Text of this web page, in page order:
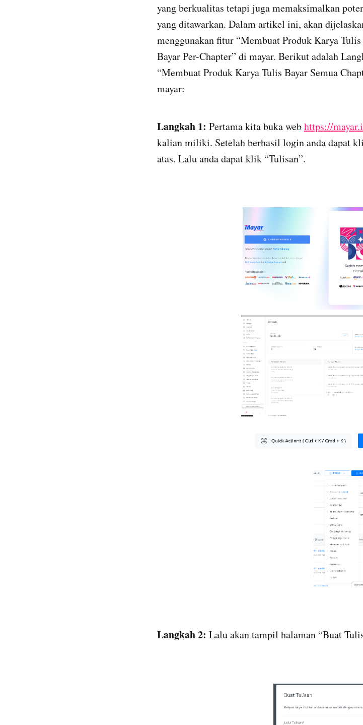
yang berkualitas tetapi juga memaksimalkan
yang ditawarkan. Dalam artikel ini, akan
menggunakan fitur “Membuat Produk Karya
Bayar Per-Chapter” di mayar. Berikut adalah
“Membuat Produk Karya Tulis Bayar Semua
mayar:
Langkah 1: Pertama kita buka webhttps://
kalian miliki. Setelah berhasil login anda dapat
atas. Lalu anda dapat klik “Tulisan”.
Langkah 2: Lalu akan tampil halaman “Buat